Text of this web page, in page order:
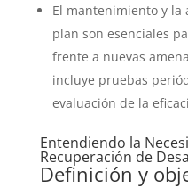
El mantenimiento y la
plan son esenciales
frente a nuevas
incluye pruebas
evaluación de la
Entendiendo la
Recuperación de
Definición y